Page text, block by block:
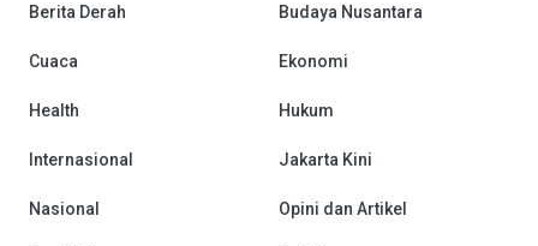
Berita Derah Budaya Nusantara
Cuaca Ekonomi
Health Hukum
Internasional Jakarta Kini
Nasional Opini dan Artikel